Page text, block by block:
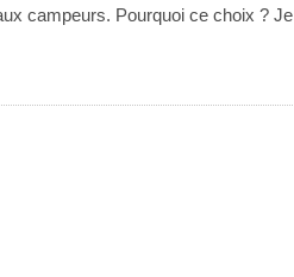
campeurs. Pourquoi ce choix ? Je